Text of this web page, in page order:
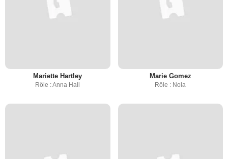
Mariette Hartley
Rôle : Anna Hall
Marie Gomez
Rôle : Nola